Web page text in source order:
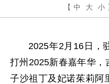
【 中 大 小
2025年2月16日，
打州2025新春嘉年华，
子沙祖丁及妃诺茱莉阿